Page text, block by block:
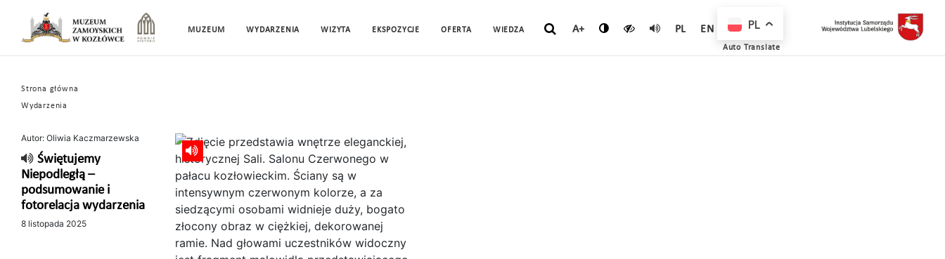
MUZEUM WYDARZENIA WIZYTA EKSPOZYCJE OFERTA WIEDZA A+ PL EN
Strona główna
Wydarzenia
Autor: Oliwia Kaczmarzewska
Świętujemy
Niepodległą –
podsumowanie i
fotorelacja wydarzenia
8 listopada 2025
PL
Auto Translate